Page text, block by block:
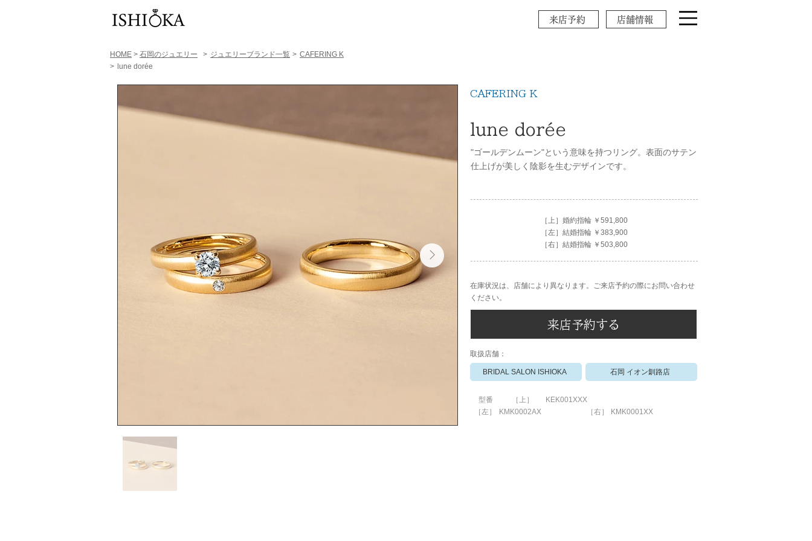
来店予約 店舗情報
HOME > 石岡のジュエリー > ジュエリーブランド一覧 > CAFERING K
> lune dorée
CAFERING K
lune dorée
"ゴールデンムーン"という意味を持つリング。表面のサテン
仕上げが美しく陰影を生むデザインです。
［上］婚約指輪 ￥591,800
［左］結婚指輪 ￥383,900
［右］結婚指輪 ￥503,800
在庫状況は、店舗により異なります。ご来店予約の際にお問い合わせ
ください。
来店予約する
​取扱店舗：
BRIDAL SALON ISHIOKA 石岡 イオン釧路店
型番
［左］
［上］
KEK001XXX
KMK0002AX
［右］ KMK0001XX